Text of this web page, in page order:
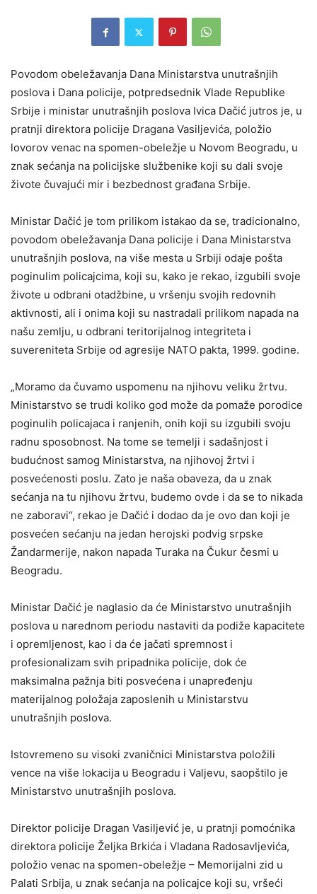
Povodom obeležavanja Dana Ministarstva unutrašnjih
poslova i Dana policije, potpredsednik Vlade Republike
Srbije i ministar unutrašnjih poslova Ivica Dačić jutros je, u
pratnji direktora policije Dragana Vasiljevića, položio
lovorov venac na spomen-obeležje u Novom Beogradu, u
znak sećanja na policijske službenike koji su dali svoje
živote čuvajući mir i bezbednost građana Srbije.
Ministar Dačić je tom prilikom istakao da se, tradicionalno,
povodom obeležavanja Dana policije i Dana Ministarstva
unutrašnjih poslova, na više mesta u Srbiji odaje pošta
poginulim policajcima, koji su, kako je rekao, izgubili svoje
živote u odbrani otadžbine, u vršenju svojih redovnih
aktivnosti, ali i onima koji su nastradali prilikom napada na
našu zemlju, u odbrani teritorijalnog integriteta i
suvereniteta Srbije od agresije NATO pakta, 1999. godine.
„Moramo da čuvamo uspomenu na njihovu veliku žrtvu.
Ministarstvo se trudi koliko god može da pomaže porodice
poginulih policajaca i ranjenih, onih koji su izgubili svoju
radnu sposobnost. Na tome se temelji i sadašnjost i
budućnost samog Ministarstva, na njihovoj žrtvi i
posvećenosti poslu. Zato je naša obaveza, da u znak
sećanja na tu njihovu žrtvu, budemo ovde i da se to nikada
ne zaboravi“, rekao je Dačić i dodao da je ovo dan koji je
posvećen sećanju na jedan herojski podvig srpske
Žandarmerije, nakon napada Turaka na Čukur česmi u
Beogradu.
Ministar Dačić je naglasio da će Ministarstvo unutrašnjih
poslova u narednom periodu nastaviti da podiže kapacitete
i opremljenost, kao i da će jačati spremnost i
profesionalizam svih pripadnika policije, dok će
maksimalna pažnja biti posvećena i unapređenju
materijalnog položaja zaposlenih u Ministarstvu
unutrašnjih poslova.
Istovremeno su visoki zvaničnici Ministarstva položili
vence na više lokacija u Beogradu i Valjevu, saopštilo je
Ministarstvo unutrašnjih poslova.
Direktor policije Dragan Vasiljević je, u pratnji pomoćnika
direktora policije Željka Brkića i Vladana Radosavljevića,
položio venac na spomen-obeležje – Memorijalni zid u
Palati Srbija, u znak sećanja na policajce koji su, vršeći